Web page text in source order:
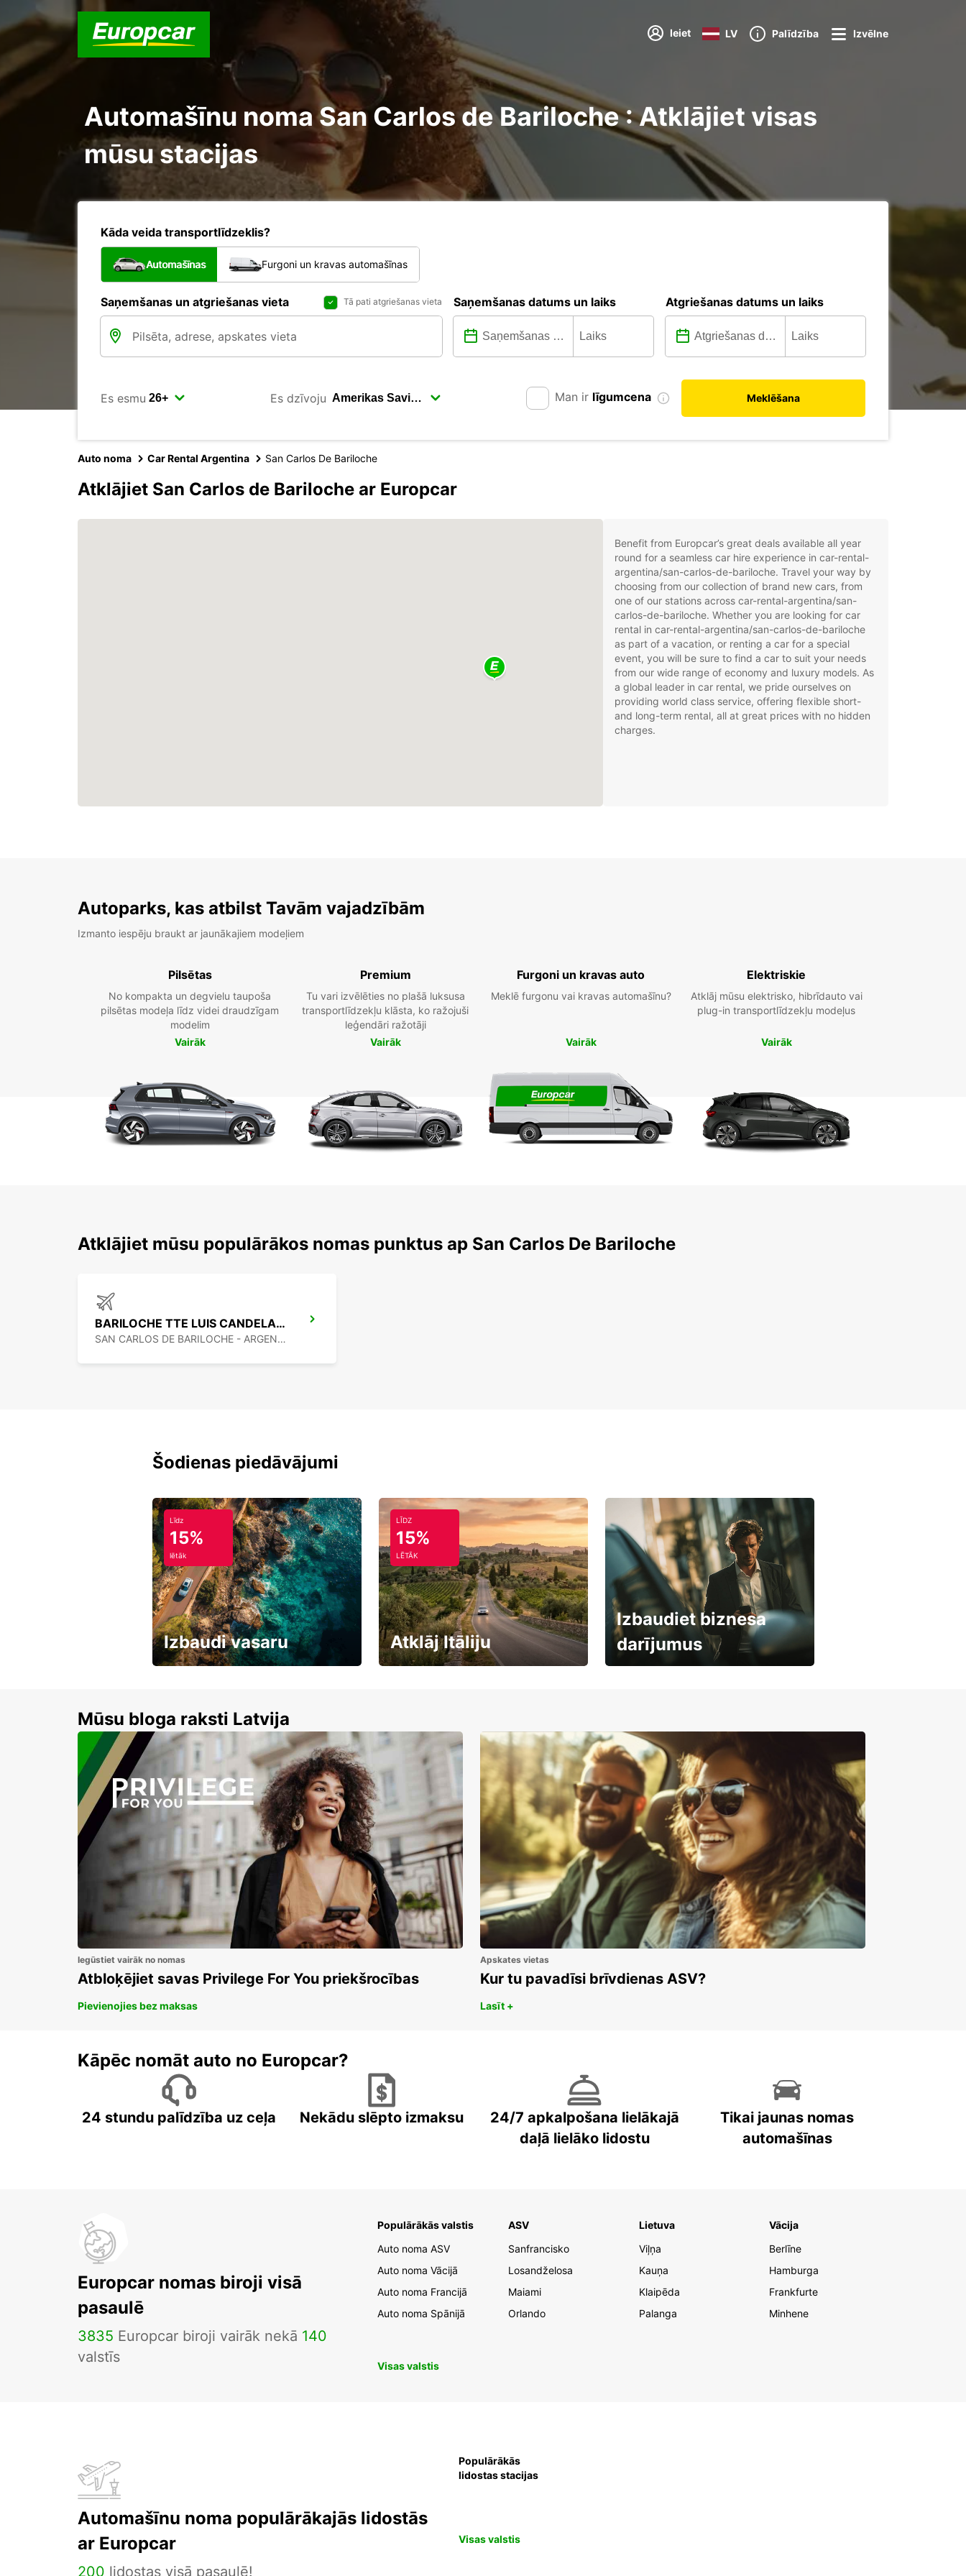
Ieiet LV Palīdzība Izvēlne
Automašīnu noma San Carlos de Bariloche : Atklājiet visas
mūsu stacijas
Kāda veida transportlīdzeklis?
Automašīnas Furgoni un kravas automašīnas
Saņemšanas un atgriešanas vieta Tā pati atgriešanas vieta Saņemšanas datums un laiks Atgriešanas datums un laiks
Es esmu Es dzīvoju Man ir līgumcena Meklēšana
Auto noma Car Rental Argentina San Carlos De Bariloche
Atklājiet San Carlos de Bariloche ar Europcar
Benefit from Europcar’s great deals available all year
round for a seamless car hire experience in car-rental-
argentina/san-carlos-de-bariloche. Travel your way by
choosing from our collection of brand new cars, from
one of our stations across car-rental-argentina/san-
carlos-de-bariloche. Whether you are looking for car
rental in car-rental-argentina/san-carlos-de-bariloche
as part of a vacation, or renting a car for a special
event, you will be sure to find a car to suit your needs
from our wide range of economy and luxury models. As
a global leader in car rental, we pride ourselves on
providing world class service, offering flexible short-
and long-term rental, all at great prices with no hidden
charges.
Autoparks, kas atbilst Tavām vajadzībām
Izmanto iespēju braukt ar jaunākajiem modeļiem
Pilsētas
No kompakta un degvielu taupoša
pilsētas modeļa līdz videi draudzīgam
modelim
Vairāk
Premium
Tu vari izvēlēties no plašā luksusa
transportlīdzekļu klāsta, ko ražojuši
leģendāri ražotāji
Vairāk
Furgoni un kravas auto
Meklē furgonu vai kravas automašīnu?
Vairāk
Elektriskie
Atklāj mūsu elektrisko, hibrīdauto vai
plug-in transportlīdzekļu modeļus
Vairāk
Atklājiet mūsu populārākos nomas punktus ap San Carlos De Bariloche
BARILOCHE TTE LUIS CANDELARIA AIRPORT
SAN CARLOS DE BARILOCHE - ARGENTINA
Šodienas piedāvājumi
Līdz
15%
lētāk
Izbaudi vasaru
LĪDZ
15%
LĒTĀK
Atklāj Itāliju
Izbaudiet biznesa
darījumus
Mūsu bloga raksti Latvija
Iegūstiet vairāk no nomas
Atbloķējiet savas Privilege For You priekšrocības
Pievienojies bez maksas
Apskates vietas
Kur tu pavadīsi brīvdienas ASV?
Lasīt +
Kāpēc nomāt auto no Europcar?
24 stundu palīdzība uz ceļa Nekādu slēpto izmaksu
24/7 apkalpošana lielākajā
daļā lielāko lidostu
Tikai jaunas nomas
automašīnas
Europcar nomas biroji visā
pasaulē
3835 Europcar biroji vairāk nekā 140
valstīs
Populārākās valstis
Auto noma ASV
Auto noma Vācijā
Auto noma Francijā
Auto noma Spānijā
ASV
Sanfrancisko
Losandželosa
Maiami
Orlando
Lietuva
Viļņa
Kauņa
Klaipēda
Palanga
Vācija
Berlīne
Hamburga
Frankfurte
Minhene
Visas valstis
Automašīnu noma populārākajās lidostās
ar Europcar
200 lidostas visā pasaulē!
Populārākās
lidostas stacijas
Visas valstis